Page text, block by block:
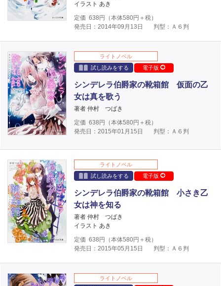
イラスト あき
定価 638 円（本体580円＋税）
発売日：2014年09月13日
判型：Ａ６判
ライトノベル
試し読みをする
電子版
シンデレラ伯爵家の靴箱館 仮面の乙
女は真を歌う
著者 仲村 つばき
定価 638 円（本体580円＋税）
発売日：2015年01月15日
判型：Ａ６判
ライトノベル
試し読みをする
電子版
シンデレラ伯爵家の靴箱館 小さき乙
女は神を知る
著者 仲村 つばき
イラスト あき
定価 638 円（本体580円＋税）
発売日：2015年05月15日
判型：Ａ６判
ライトノベル